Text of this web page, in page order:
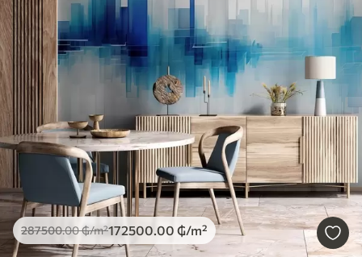
287500.00₲/m²172500.00 ₲/m²